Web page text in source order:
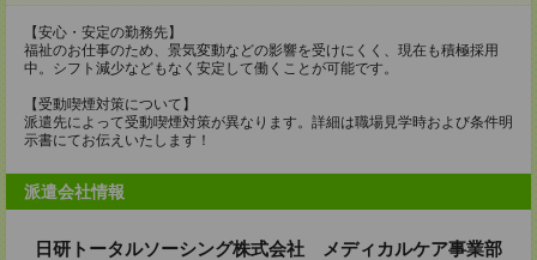
【安心・安定の勤務先】
福祉のお仕事のため、景気変動などの影響を受けにくく、現在も積極採用
中。シフト減少などもなく安定して働くことが可能です。
【受動喫煙対策について】
派遣先によって受動喫煙対策が異なります。詳細は職場見学時および条件明
示書にてお伝えいたします！
派遣会社情報
日研トータルソーシング株式会社 メディカルケア事業部